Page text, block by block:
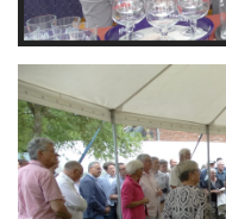
Branding
ARMCHAIR